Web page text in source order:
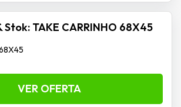
TAKE CARRINHO 68X45
VER OFERTA